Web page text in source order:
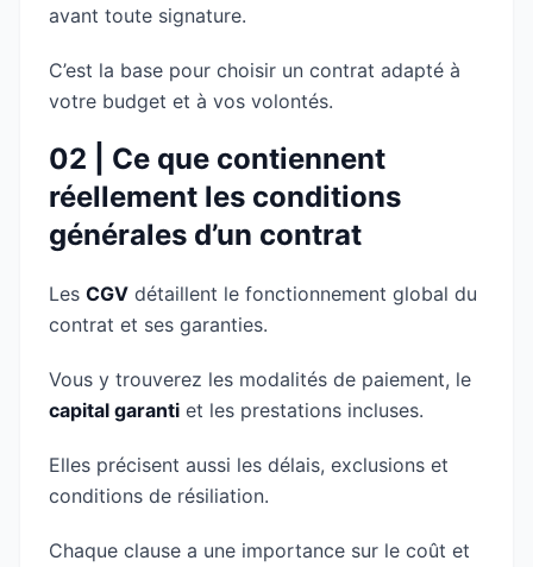
avant toute signature.
C’est la base pour choisir un contrat adapté à
votre budget et à vos volontés.
02 | Ce que contiennent
réellement les conditions
générales d’un contrat
Les CGV détaillent le fonctionnement global du
contrat et ses garanties.
Vous y trouverez les modalités de paiement, le
capital garanti et les prestations incluses.
Elles précisent aussi les délais, exclusions et
conditions de résiliation.
Chaque clause a une importance sur le coût et